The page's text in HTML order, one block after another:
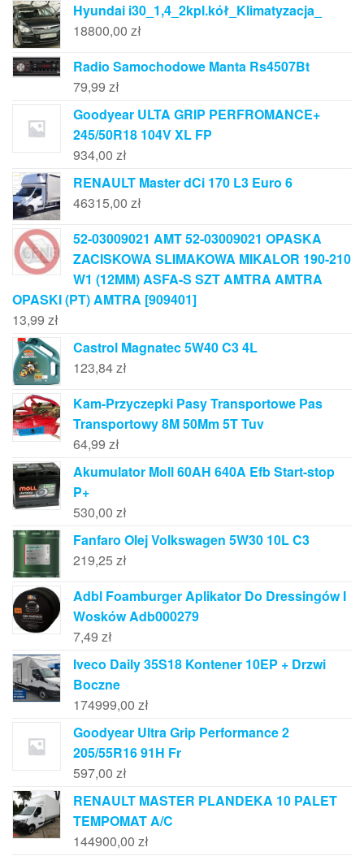
Hyundai i30_1,4_2kpl.kół_Klimatyzacja_
18800,00 zł
Radio Samochodowe Manta Rs4507Bt
79,99 zł
Goodyear ULTA GRIP PERFROMANCE+
245/50R18 104V XL FP
934,00 zł
RENAULT Master dCi 170 L3 Euro 6
46315,00 zł
52-03009021 AMT 52-03009021 OPASKA
ZACISKOWA SLIMAKOWA MIKALOR 190-210
W1 (12MM) ASFA-S SZT AMTRA AMTRA
OPASKI (PT) AMTRA [909401]
13,99 zł
Castrol Magnatec 5W40 C3 4L
123,84zł
Kam-Przyczepki Pasy Transportowe Pas
Transportowy 8M 50Mm 5T Tuv
64,99 zł
Akumulator Moll 60AH 640A Efb Start-stop
P+
530,00 zł
Fanfaro Olej Volkswagen 5W30 10L C3
219,25 zł
Adbl Foamburger Aplikator Do Dressingów I
Wosków Adb000279
7,49 zł
Iveco Daily 35S18 Kontener 10EP + Drzwi
Boczne
174999,00 zł
Goodyear Ultra Grip Performance 2
205/55R16 91H Fr
597,00 zł
RENAULT MASTER PLANDEKA 10 PALET
TEMPOMAT A/C
144900,00 zł